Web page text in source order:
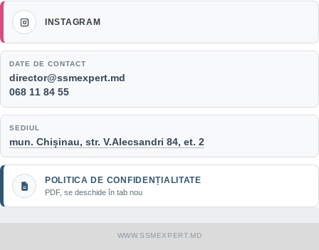
DATE DE CONTACT
Email:
director@ssmexpert.md
Telefon:
068 11 84 55
SEDIUL
mun. Chișinau, str. V.Alecsandri 84, et. 2
INSTAGRAM
Instagram
POLITICA DE CONFIDENȚIALITATE
PDF, se deschide în tab nou
WWW.SSMEXPERT.MD